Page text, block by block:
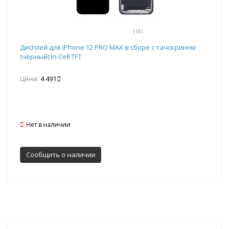
(18)
Дисплей для iPhone 12 PRO MAX в сборе с тачскрином
(чёрный) In-Cell TFT
Цена: 4 491
Нет в наличии
Сообщить о наличии